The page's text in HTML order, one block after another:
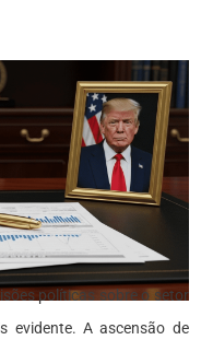
políticas sobre o setor
evidente. A ascensão de